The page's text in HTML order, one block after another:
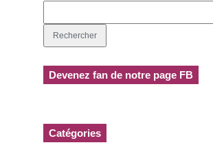
Devenez fan de notre page FB
Catégories